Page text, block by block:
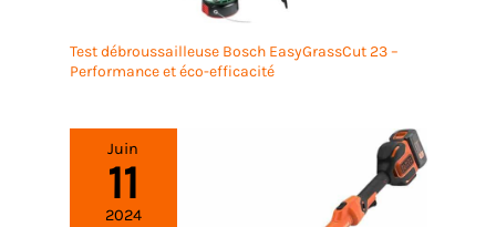
Test débroussailleuse Bosch EasyGrassCut 23 –
Performance et éco-efficacité
Juin
11
2024